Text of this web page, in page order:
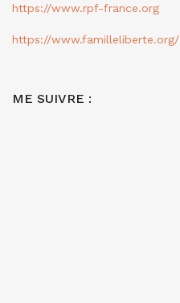
https://www.rpf-france.org
https://www.familleliberte.org/
ME SUIVRE :